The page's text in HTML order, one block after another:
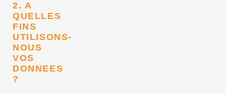
2. A
QUELLES
FINS
UTILISONS-
NOUS
VOS
DONNEES
?